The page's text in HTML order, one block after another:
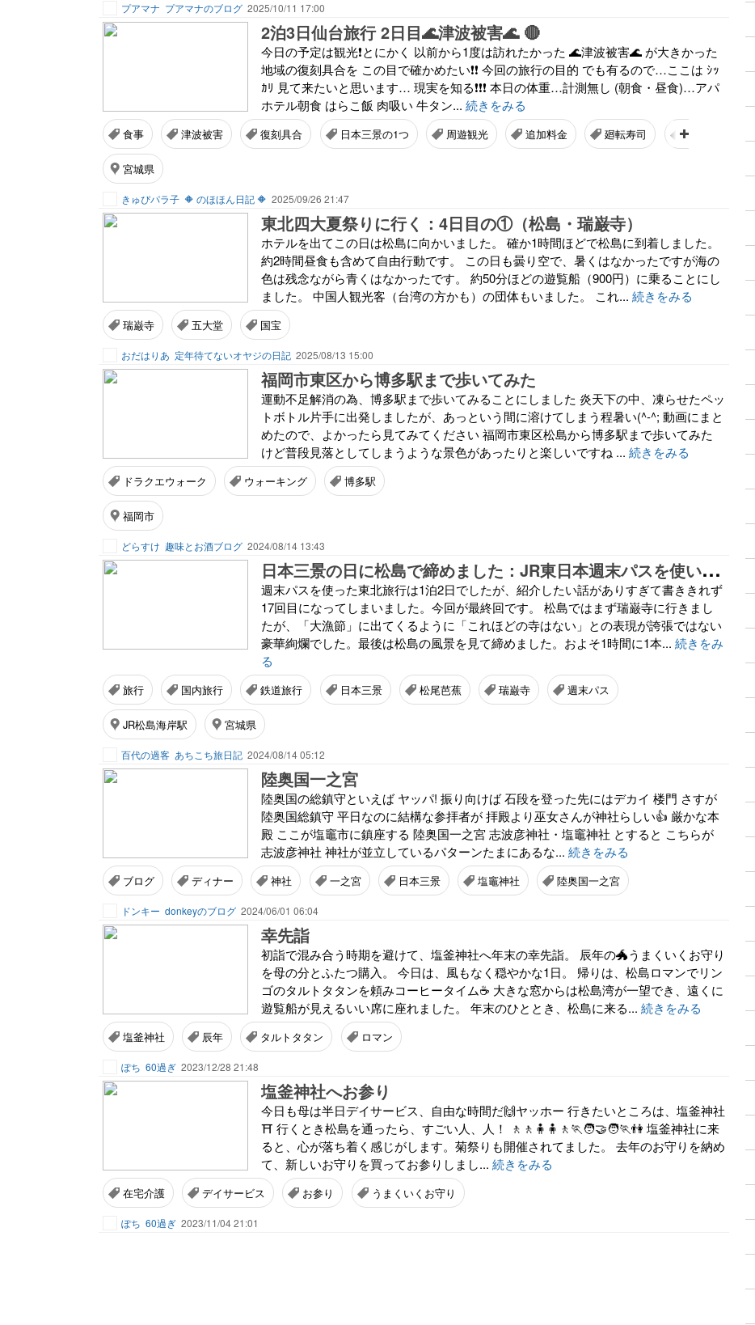
プアマナ プアマナのブログ 2025/10/11 17:00
2泊3日仙台旅行 2日目🌊津波被害🌊 🔴
今日の予定は観光❗とにかく 以前から1度は訪れたかった 🌊津波被害🌊 が大きかった
地域の復刻具合を この目で確かめたい❗❗ 今回の旅行の目的 でも有るので…ここは ｼｯ
ｶﾘ 見て来たいと思います… 現実を知る❗❗❗ 本日の体重…計測無し (朝食・昼食)…アパ
ホテル朝食 はらこ飯 肉吸い 牛タン... 続きをみる
食事 津波被害 復刻具合 日本三景の1つ 周遊観光 追加料金 廻転寿司 廻転寿司 塩釜港
宮城県
きゅぴパラ子 🔶 のほほん日記 🔶 2025/09/26 21:47
東北四大夏祭りに行く：4日目の①（松島・瑞巌寺）
ホテルを出てこの日は松島に向かいました。 確か1時間ほどで松島に到着しました。
約2時間昼食も含めて自由行動です。 この日も曇り空で、暑くはなかったですが海の
色は残念ながら青くはなかったです。 約50分ほどの遊覧船（900円）に乗ることにし
ました。 中国人観光客（台湾の方かも）の団体もいました。 これ... 続きをみる
瑞巌寺 五大堂 国宝
おだはりあ 定年待てないオヤジの日記 2025/08/13 15:00
福岡市東区から博多駅まで歩いてみた
運動不足解消の為、博多駅まで歩いてみることにしました 炎天下の中、凍らせたペッ
トボトル片手に出発しましたが、あっという間に溶けてしまう程暑い(^-^; 動画にまと
めたので、よかったら見てみてください 福岡市東区松島から博多駅まで歩いてみた
けど普段見落としてしまうような景色があったりと楽しいですね ... 続きをみる
ドラクエウォーク ウォーキング 博多駅
福岡市
どらすけ 趣味とお酒ブログ 2024/08/14 13:43
日
本三景の日に松島で締めました：JR東日本週末パスを使い東北旅行（最終回）
週末パスを使った東北旅行は1泊2日でしたが、紹介したい話がありすぎて書ききれず
17回目になってしまいました。今回が最終回です。 松島ではまず瑞巌寺に行きまし
たが、「大漁節」に出てくるように「これほどの寺はない」との表現が誇張ではない
豪華絢爛でした。最後は松島の風景を見て締めました。およそ1時間に1本... 続きをみ
る
旅行 国内旅行 鉄道旅行 日本三景 松尾芭蕉 瑞巌寺 週末パス
JR松島海岸駅 宮城県
百代の過客 あちこち旅日記 2024/08/14 05:12
陸奥国一之宮
陸奥国の総鎮守といえば ヤッパ! 振り向けば 石段を登った先にはデカイ 楼門 さすが
陸奥国総鎮守 平日なのに結構な参拝者が 拝殿より巫女さんが神社らしい👍 厳かな本
殿 ここが塩竈市に鎮座する 陸奥国一之宮 志波彦神社・塩竈神社 とすると こちらが
志波彦神社 神社が並立しているパターンたまにあるな... 続きをみる
ブログ ディナー 神社 一之宮 日本三景 塩竈神社 陸奥国一之宮
ドンキー donkeyのブログ 2024/06/01 06:04
幸先詣
初詣で混み合う時期を避けて、塩釜神社へ年末の幸先詣。 辰年の🐲うまくいくお守り
を母の分とふたつ購入。 今日は、風もなく穏やかな1日。 帰りは、松島ロマンでリン
ゴのタルトタタンを頼みコーヒータイム☕ 大きな窓からは松島湾が一望でき、遠くに
遊覧船が見えるいい席に座れました。 年末のひととき、松島に来る... 続きをみる
塩釜神社 辰年 タルトタタン ロマン
ぽち 60過ぎ 2023/12/28 21:48
塩釜神社へお参り
今日も母は半日デイサービス、自由な時間だ🙌ヤッホー 行きたいところは、塩釜神社
⛩ 行くとき松島を通ったら、すごい人、人！ 🚶🚶🧍🧍🚶🏃🧑‍🤝‍🧑🏃👫 塩釜神社に来
ると、心が落ち着く感じがします。菊祭りも開催されてました。 去年のお守りを納め
て、新しいお守りを買ってお参りしまし... 続きをみる
在宅介護 デイサービス お参り うまくいくお守り
ぽち 60過ぎ 2023/11/04 21:01